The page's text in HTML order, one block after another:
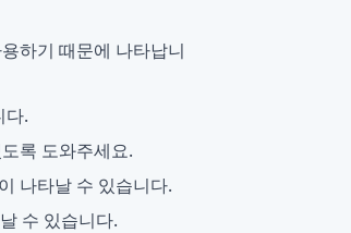
하기 때문에 나타납니
다.
록 도와주세요.
나타날 수 있습니다.
수 있습니다.